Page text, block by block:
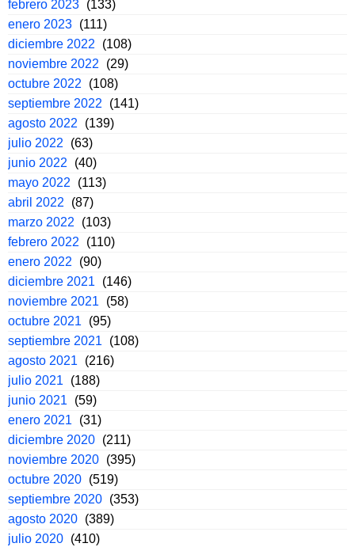
febrero 2023 (133)
enero 2023 (111)
diciembre 2022
(108)
noviembre 2022
(29)
octubre 2022
(108)
septiembre 2022
(141)
agosto 2022
(139)
julio 2022
(63)
junio 2022
(40)
mayo 2022
(113)
abril 2022
(87)
marzo 2022
(103)
febrero 2022
(110)
enero 2022
(90)
diciembre 2021
(146)
noviembre 2021
(58)
octubre 2021
(95)
septiembre 2021
(108)
agosto 2021
(216)
julio 2021
(188)
junio 2021
(59)
enero 2021
(31)
diciembre 2020 (211)
noviembre 2020 (395)
octubre 2020 (519)
septiembre 2020 (353)
agosto 2020 (389)
julio 2020 (410)